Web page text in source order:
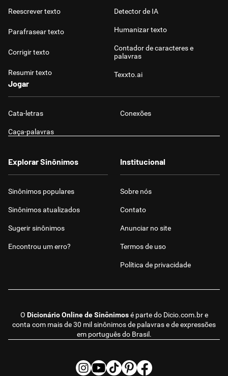
Reescrever texto
Parafrasear texto
Corrigir texto
Resumir texto
Detector de IA
Humanizar texto
Contador de caracteres e
palavras
Texxto.ai
Jogar
Cata-letras Conexões
Caça-palavras
O Dicionário Online de Sinônimosé parte do Dicio.com.bre
conta com mais de 30 mil sinônimos de palavras e de expressões
em português do Brasil.
Explorar Sinônimos
Sinônimos populares
Sinônimos atualizados
Sugerir sinônimos
Encontrou um erro?
Institucional
Sobre nós
Contato
Anunciar no site
Termos de uso
Política de privacidade